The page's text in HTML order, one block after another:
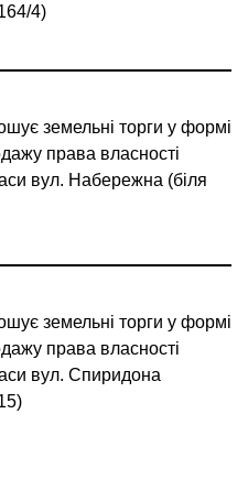
4)
земельні торги у формі
права власності
вул. Набережна (біля
земельні торги у формі
права власності
вул. Спиридона